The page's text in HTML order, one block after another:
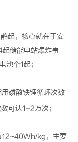
起，核心就在于安
储能电站爆炸事
池个1起；
磷酸铁锂循环次数
可达1-2万次；
12~40Wh/kg，主要